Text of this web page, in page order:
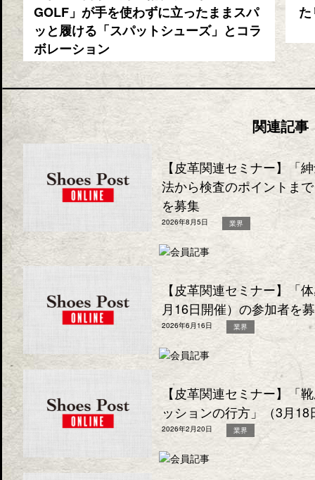
GOLF」が手を使わずに立ったままスパ
ッと履ける「スパットシューズ」とコラ
ボレーション
関連記事
【皮革関連セミナー】「
法から検査のポイントま
を募集
2026年8月5日 業界
【皮革関連セミナー】「
月16日開催）の参加者を
2026年6月16日 業界
【皮革関連セミナー】「
ッションの行方」（3月
2026年2月20日 業界